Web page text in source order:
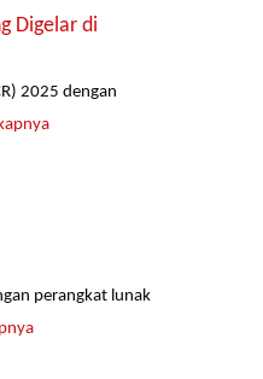
Digelar di
2025 dengan
perangkat lunak